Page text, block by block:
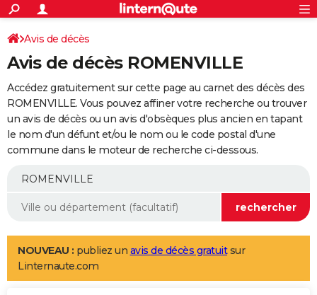
ACTUALITÉS
Politique
Société
Faits Divers
Education
Monde
Villes
+
SPORT
Coupe du monde 2026
Football
Tennis
Cyclisme
Rugby
Forum
Programme TV
TNT
Streaming
Cinéma
Sorties cinéma
Musique
+
FINANCE
Impôts
Immobilier
Risques naturels par ville
Banque
Assurance
Crédit
AUTO
Essais
Réserver un essai
Citadines
Berlines
SUV
Forum auto
+
Mobiles
Meilleur smartphone
Internet
Ordinateurs
Jeux vidéo
Guide high-tech
Aménagement intérieur
LIFESTYLE
Art de vivre
Bien-être
Loisirs
Mode
Modes de vie
Avis de décès
Avis de décès ROMENVILLE
Accédez gratuitement sur cette page au carnet des décès des
ROMENVILLE. Vous pouvez affiner votre recherche ou trouver
un avis de décès ou un avis d'obsèques plus ancien en tapant
le nom d'un défunt et/ou le nom ou le code postal d'une
commune dans le moteur de recherche ci-dessous.
NOUVEAU : publiez un avis de décès gratuitsur
Linternaute.com